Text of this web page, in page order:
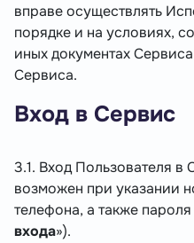
вправе осуществлять
порядке и на условиях,
иных документах
Сервиса.
Вход в Сервис
3.1. Вход Пользователя в
возможен при указании
телефона, а также пароля
входа»).